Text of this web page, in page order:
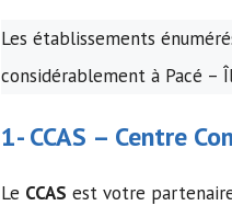
Les établissements
considérablement à Pacé –
1-CCAS – Centre
Le CCAS est votre